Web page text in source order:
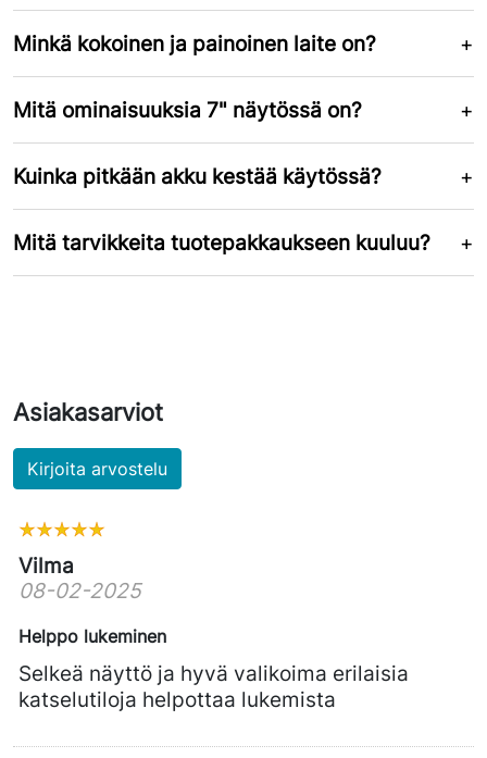
Minkä kokoinen ja painoinen laite on?
Mitä ominaisuuksia 7" näytössä on?
Kuinka pitkään akku kestää käytössä?
Mitä tarvikkeita tuotepakkaukseen kuuluu?
Asiakasarviot
Kirjoita arvostelu
Vilma
08-02-2025
Helppo lukeminen
Selkeä näyttö ja hyvä valikoima erilaisia
katselutiloja helpottaa lukemista